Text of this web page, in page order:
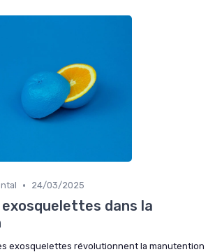
• 24/03/2025
dans la
exosquelettes révolutionnent la manutention